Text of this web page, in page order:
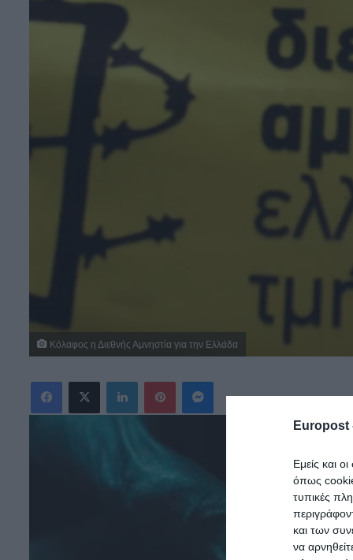
Europost
Εμείς και
όπως
τυπικές
και των
να
Κόλαφος η Διεθνής Αμνηστία για την Ελλάδα
X